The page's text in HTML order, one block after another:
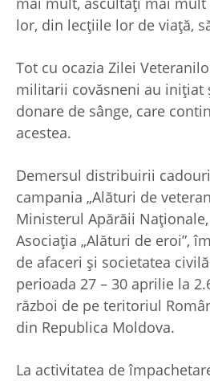
lor, din lecțiile lor de viață,
Tot cu ocazia Zilei
militarii covăsneni au inițiat
donare de sânge, care
acestea.
Demersul distribuirii
campania „Alături de
Ministerul Apărăii
Asociația „Alături de eroi”,
de afaceri și societatea
perioada 27 – 30 aprilie la
război de pe teritoriul
din Republica Moldova.
La activitatea de